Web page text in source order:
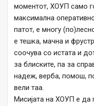
моментот, ХОУП само
максимална
патот, е многу
е тешка, мачна и
соочува со истата и
за блиските, па за
надеж, верба, помош,
вели таа.
Мисијата на ХОУП е да